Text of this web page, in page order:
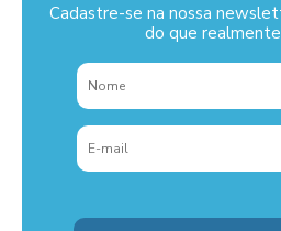
Cadastre-se na nossa
do que